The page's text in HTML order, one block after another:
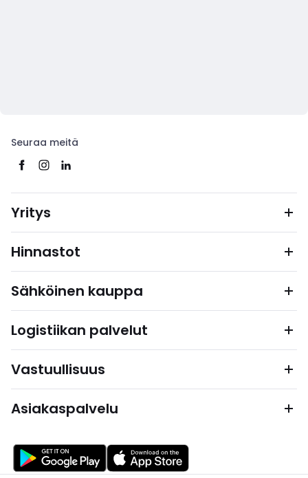
Seuraa meitä
Yritys
Hinnastot
Sähköinen kauppa
Logistiikan palvelut
Vastuullisuus
Asiakaspalvelu